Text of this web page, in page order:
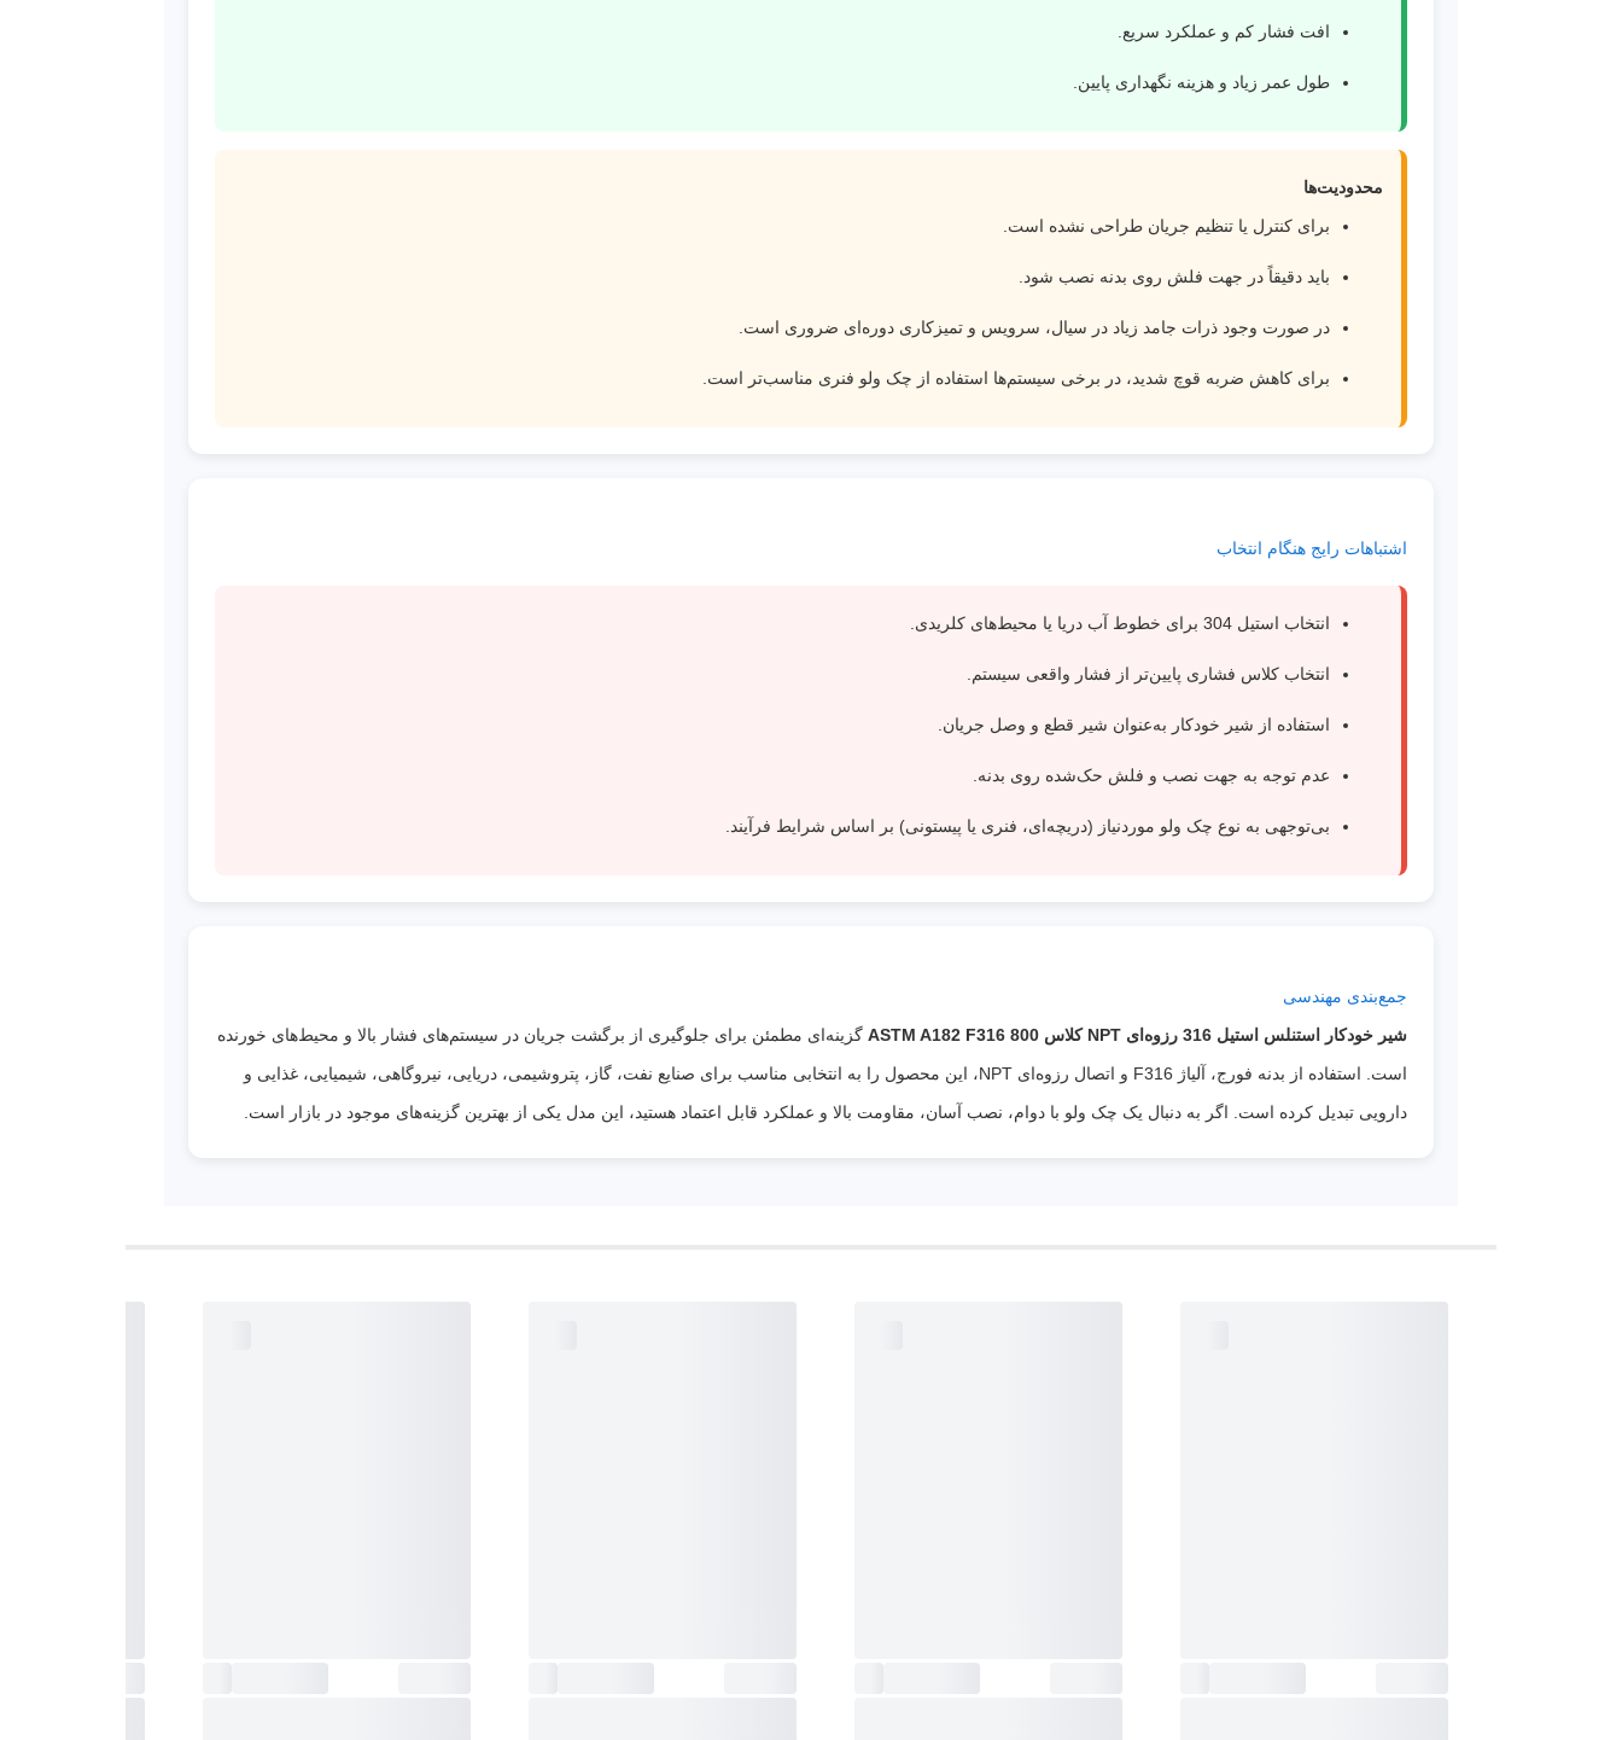
افت فشار کم و عملکرد سریع.
طول عمر زیاد و هزینه نگهداری پایین.
محدودیت‌ها
برای کنترل یا تنظیم جریان طراحی نشده است.
باید دقیقاً در جهت فلش روی بدنه نصب شود.
در صورت وجود ذرات جامد زیاد در سیال، سرویس و تمیزکاری دوره‌ای ضروری است.
برای کاهش ضربه قوچ شدید، در برخی سیستم‌ها استفاده از چک ولو فنری مناسب‌تر است.
اشتباهات رایج هنگام انتخاب
انتخاب استیل 304 برای خطوط آب دریا یا محیط‌های کلریدی.
انتخاب کلاس فشاری پایین‌تر از فشار واقعی سیستم.
استفاده از شیر خودکار به‌عنوان شیر قطع و وصل جریان.
عدم توجه به جهت نصب و فلش حک‌شده روی بدنه.
بی‌توجهی به نوع چک ولو موردنیاز (دریچه‌ای، فنری یا پیستونی) بر اساس شرایط فرآیند.
جمع‌بندی مهندسی
شیر خودکار استنلس استیل 316 رزوه‌ای NPT کلاس 800 ASTM A182 F316
گزینه‌ای مطمئن برای جلوگیری از برگشت جریان در سیستم‌های فشار بالا و محیط‌های خورنده
است. استفاده از بدنه فورج، آلیاژ F316 و اتصال رزوه‌ای NPT، این محصول را به انتخابی مناسب برای صنایع نفت، گاز، پتروشیمی، دریایی، نیروگاهی، شیمیایی، غذایی و
دارویی تبدیل کرده است. اگر به دنبال یک چک ولو با دوام، نصب آسان، مقاومت بالا و عملکرد قابل اعتماد هستید، این مدل یکی از بهترین گزینه‌های موجود در بازار است.